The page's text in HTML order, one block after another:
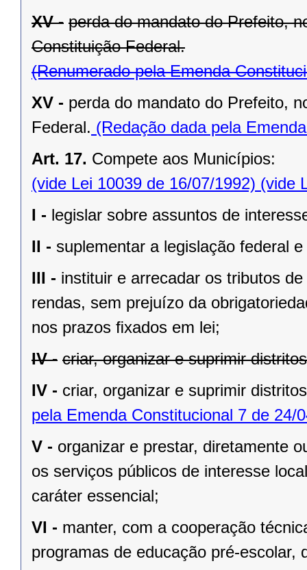
XV - perda do mandato do Prefeito,
Constituição Federal.
(Renumerado pela Emenda
XV - perda do mandato do Prefeito,
Federal. (Redação dada pela
Art. 17. Compete aos Municípios:
(vide Lei 10039 de 16/07/1992) (vide
I - legislar sobre assuntos de
II - suplementar a legislação federal
III - instituir e arrecadar os tributos
rendas, sem prejuízo da
nos prazos ﬁxados em lei;
IV - criar, organizar e suprimir
IV - criar, organizar e suprimir
pela Emenda Constitucional 7 de 24/
V - organizar e prestar, diretamente
os serviços públicos de interesse
caráter essencial;
VI - manter, com a cooperação
programas de educação pré-escolar,